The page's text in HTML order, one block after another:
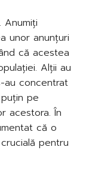
unor anunțuri
că acestea
Alții au
au concentrat
pe
acestora. În
că o
pentru